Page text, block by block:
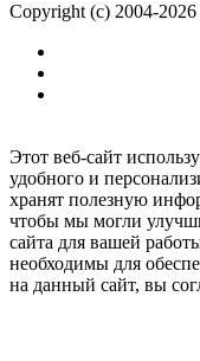
Copyright (c) 2004-2026
Этот веб-сайт
удобного и
хранят полезную
чтобы мы могли
сайта для вашей
необходимы для
на данный сайт, вы